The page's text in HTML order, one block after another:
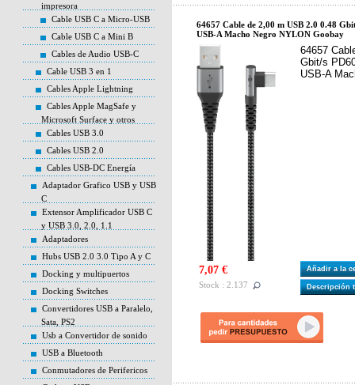
impresora
Cable USB C a Micro-USB
Cable USB C a Mini B
Cables de Audio USB-C
Cable USB 3 en 1
Cables Apple Lightning
Cables Apple MagSafe y
Microsoft Surface y otros
Cables USB 3.0
Cables USB 2.0
Cables USB-DC Energía
Adaptador Grafico USB y USB
C
Extensor Amplificador USB C
y USB 3.0, 2.0, 1.1
Adaptadores
Hubs USB 2.0 3.0 Tipo A y C
Docking y multipuertos
Docking Switches
Convertidores USB a Paralelo,
Sata, PS2
Usb a Convertidor de sonido
USB a Bluetooth
Conmutadores de Perifericos
64657 Cable de 2,00 m USB 2.0 0.48
USB-A Macho Negro NYLON Goobay
64657
Gbit/s
USB-A
7,07 €
Stock : 2.137
Añadir a la
Descripción